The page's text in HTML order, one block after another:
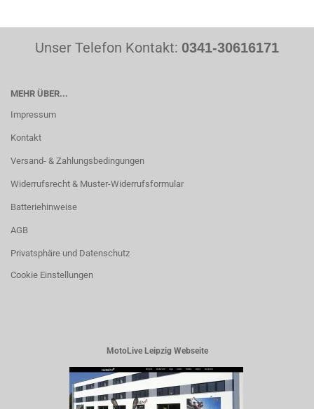
Unser Telefon Kontakt: 0341-30616171
MEHR ÜBER...
Impressum
Kontakt
Versand- & Zahlungsbedingungen
Widerrufsrecht & Muster-Widerrufsformular
Batteriehinweise
AGB
Privatsphäre und Datenschutz
Cookie Einstellungen
MotoLive Leipzig Webseite